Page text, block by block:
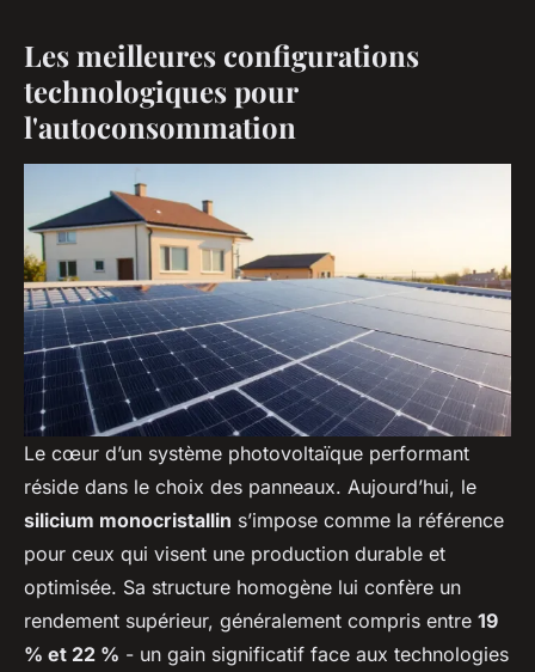
Les meilleures configurations
technologiques pour
l'autoconsommation
Le cœur d’un système photovoltaïque performant
réside dans le choix des panneaux. Aujourd’hui, le
silicium monocristallin s’impose comme la référence
pour ceux qui visent une production durable et
optimisée. Sa structure homogène lui confère un
rendement supérieur, généralement compris entre 19
% et 22 % - un gain significatif face aux technologies